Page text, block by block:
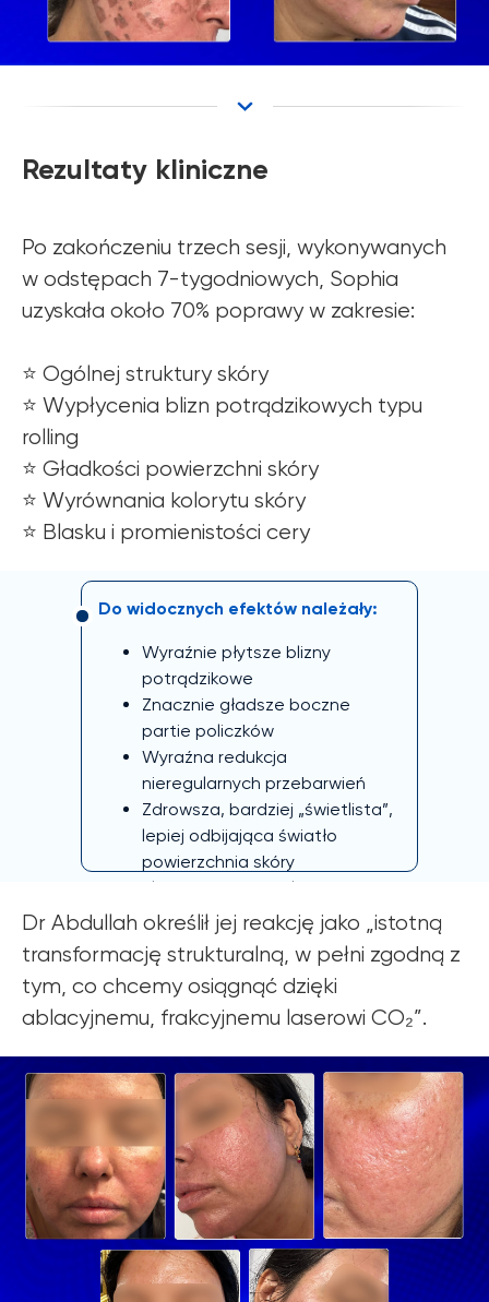
Rezultaty kliniczne
Po zakończeniu trzech sesji, wykonywanych
w odstępach 7-tygodniowych, Sophia
uzyskała około 70% poprawy w zakresie:
⭐️ Ogólnej struktury skóry
⭐️ Wypłycenia blizn potrądzikowych typu
rolling
⭐️ Gładkości powierzchni skóry
⭐️ Wyrównania kolorytu skóry
⭐️ Blasku i promienistości cery
Do widocznych efektów należały:
Wyraźnie płytsze blizny
potrądzikowe
Znacznie gładsze boczne
partie policzków
Wyraźna redukcja
nieregularnych przebarwień
Zdrowsza, bardziej „świetlista”,
lepiej odbijająca światło
powierzchnia skóry
Klinicznie zauważalna
przebudowa kolagenu
Dr Abdullah określił jej reakcję jako „istotną
transformację strukturalną, w pełni zgodną z
tym, co chcemy osiągnąć dzięki
ablacyjnemu, frakcyjnemu laserowi CO₂”.